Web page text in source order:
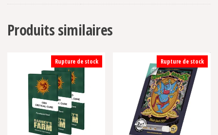
Produits similaires
Rupture de stock Rupture de stock